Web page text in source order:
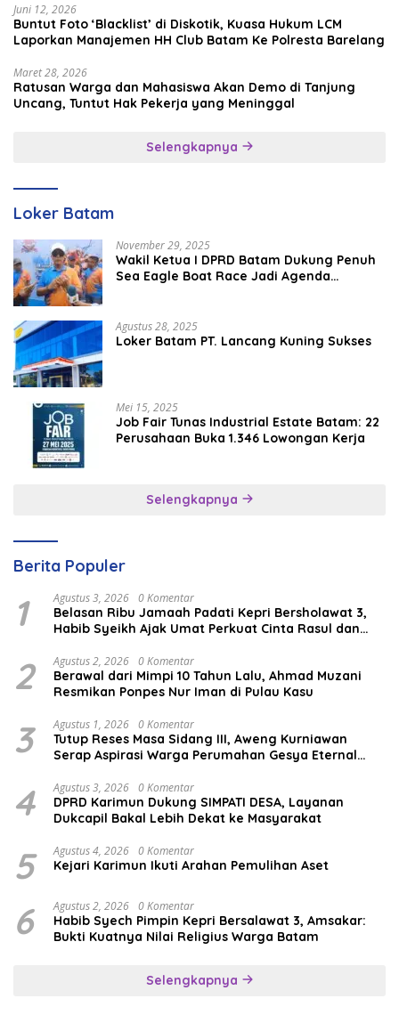
Juni 12, 2026
Buntut Foto ‘Blacklist’ di Diskotik, Kuasa Hukum LCM
Laporkan Manajemen HH Club Batam Ke Polresta Barelang
Maret 28, 2026
Ratusan Warga dan Mahasiswa Akan Demo di Tanjung
Uncang, Tuntut Hak Pekerja yang Meninggal
Selengkapnya
Loker Batam
November 29, 2025
Wakil Ketua I DPRD Batam Dukung Penuh
Sea Eagle Boat Race Jadi Agenda
Agustus 28, 2025
Loker Batam PT. Lancang Kuning Sukses
Mei 15, 2025
Job Fair Tunas Industrial Estate Batam: 22
Perusahaan Buka 1.346 Lowongan Kerja
Selengkapnya
Berita Populer
1 Agustus 3, 2026 0 Komentar
Belasan Ribu Jamaah Padati Kepri Bersholawat 3,
Habib Syeikh Ajak Umat Perkuat Cinta Rasul dan
2 Agustus 2, 2026 0 Komentar
Berawal dari Mimpi 10 Tahun Lalu, Ahmad Muzani
Resmikan Ponpes Nur Iman di Pulau Kasu
3 Agustus 1, 2026 0 Komentar
Tutup Reses Masa Sidang III, Aweng Kurniawan
Serap Aspirasi Warga Perumahan Gesya Eternal
4 Agustus 3, 2026 0 Komentar
DPRD Karimun Dukung SIMPATI DESA, Layanan
Dukcapil Bakal Lebih Dekat ke Masyarakat
5 Agustus 4, 2026 0 Komentar
Kejari Karimun Ikuti Arahan Pemulihan Aset
6 Agustus 2, 2026 0 Komentar
Habib Syech Pimpin Kepri Bersalawat 3, Amsakar:
Bukti Kuatnya Nilai Religius Warga Batam
Selengkapnya